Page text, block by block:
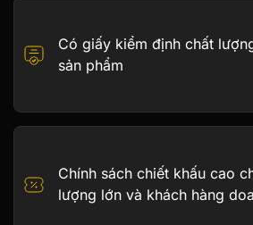
Có giấy kiểm định chất
sản phẩm
Chính sách chiết khấu cao
lượng lớn và khách hàng